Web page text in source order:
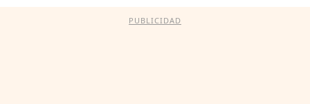
PUBLICIDAD